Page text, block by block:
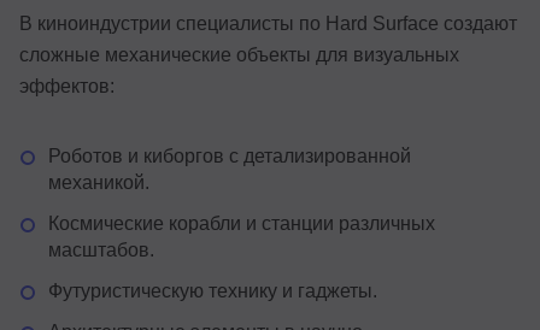
В киноиндустрии специалисты по Hard Surface создают
сложные механические объекты для визуальных
эффектов:
Роботов и киборгов с детализированной
механикой.
Космические корабли и станции различных
масштабов.
Футуристическую технику и гаджеты.